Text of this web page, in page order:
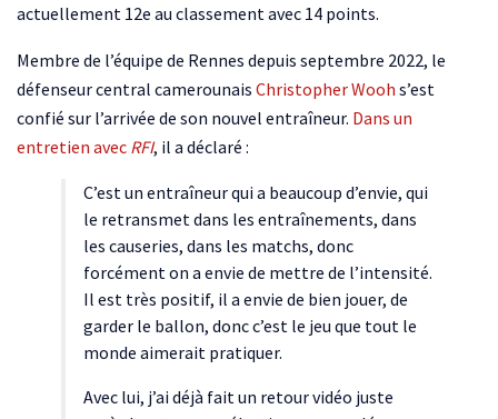
actuellement 12e au classement avec 14 points.
Membre de l’équipe de Rennes depuis septembre 2022, le
défenseur central camerounais Christopher Wooh s’est
confié sur l’arrivée de son nouvel entraîneur. Dans un
entretien avec RFI, il a déclaré :
C’est un entraîneur qui a beaucoup d’envie, qui
le retransmet dans les entraînements, dans
les causeries, dans les matchs, donc
forcément on a envie de mettre de l’intensité.
Il est très positif, il a envie de bien jouer, de
garder le ballon, donc c’est le jeu que tout le
monde aimerait pratiquer.
Avec lui, j’ai déjà fait un retour vidéo juste